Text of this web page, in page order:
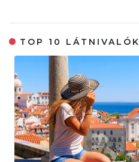
TOP 10 LÁTNIVALÓK